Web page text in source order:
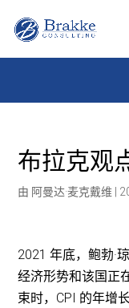
布拉克观
由 阿曼达·麦克戴维
2021 年底，鲍勃·
经济形势和该国正
束时，CPI 的年增